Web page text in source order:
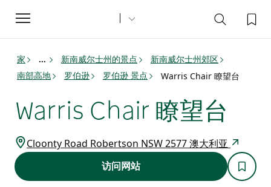
Toggle
navigation
家 ... 新南威尔士州的景点
新南威尔士州郊区
南部高地
罗伯逊 罗伯逊 景点 Warris Chair 瞭望台
Warris Chair 瞭望台
Cloonty Road Robertson NSW 2577 澳大利亚
访问网站